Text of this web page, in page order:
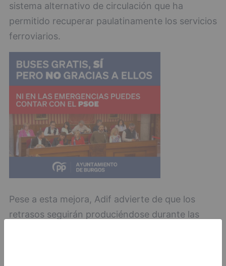
sistema alternativo de circulación que ha
permitido recuperar paulatinamente los servicios
ferroviarios.
Pese a esta mejora, Adif advierte de que los
retrasos seguirán produciéndose durante las